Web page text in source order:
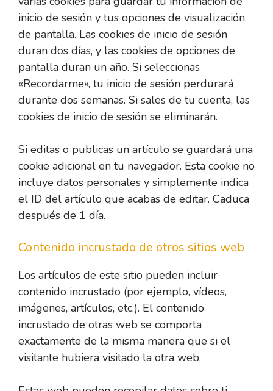
inicio de sesión y tus opciones de visualización
de pantalla. Las cookies de inicio de sesión
duran dos días, y las cookies de opciones de
pantalla duran un año. Si seleccionas
«Recordarme», tu inicio de sesión perdurará
durante dos semanas. Si sales de tu cuenta, las
cookies de inicio de sesión se eliminarán.
Si editas o publicas un artículo se guardará una
cookie adicional en tu navegador. Esta cookie no
incluye datos personales y simplemente indica
el ID del artículo que acabas de editar. Caduca
después de 1 día.
Contenido incrustado de otros sitios web
Los artículos de este sitio pueden incluir
contenido incrustado (por ejemplo, vídeos,
imágenes, artículos, etc.). El contenido
incrustado de otras web se comporta
exactamente de la misma manera que si el
visitante hubiera visitado la otra web.